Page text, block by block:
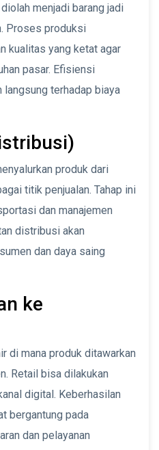
menjadi barang jadi
Proses produksi
kualitas yang ketat agar
pasar. Efisiensi
langsung terhadap biaya
produk dari
titik penjualan. Tahap ini
dan manajemen
distribusi akan
dan daya saing
ke
di mana produk ditawarkan
Retail bisa dilakukan
digital. Keberhasilan
bergantung pada
dan pelayanan